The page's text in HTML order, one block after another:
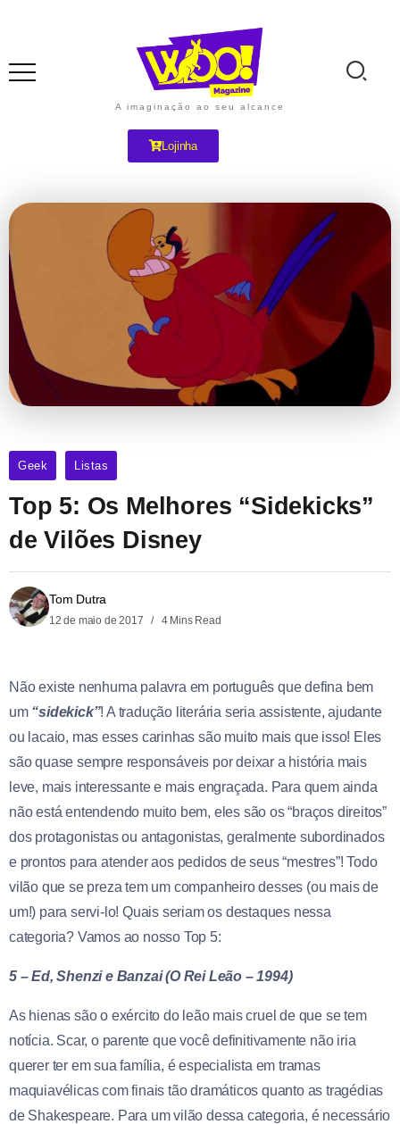
A imaginação ao seu alcance
Lojinha
Geek Listas
Top 5: Os Melhores “Sidekicks”
de Vilões Disney
Tom Dutra
12 de maio de 2017 4 Mins Read
Não existe nenhuma palavra em português que defina bem
um“sidekick”! A tradução literária seria assistente, ajudante
ou lacaio, mas esses carinhas são muito mais que isso! Eles
são quase sempre responsáveis por deixar a história mais
leve, mais interessante e mais engraçada. Para quem ainda
não está entendendo muito bem, eles são os “braços direitos”
dos protagonistas ou antagonistas, geralmente subordinados
e prontos para atender aos pedidos de seus “mestres”! Todo
vilão que se preza tem um companheiro desses (ou mais de
um!) para servi-lo! Quais seriam os destaques nessa
categoria? Vamos ao nosso Top 5:
5 – Ed, Shenzi e Banzai (O Rei Leão – 1994)
As hienas são o exército do leão mais cruel de que se tem
notícia. Scar, o parente que você definitivamente não iria
querer ter em sua família, é especialista em tramas
maquiavélicas com finais tão dramáticos quanto as tragédias
de Shakespeare. Para um vilão dessa categoria, é necessário